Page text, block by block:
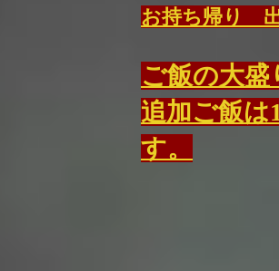
お持ち帰り
ご飯の大盛
追加ご飯は
す。